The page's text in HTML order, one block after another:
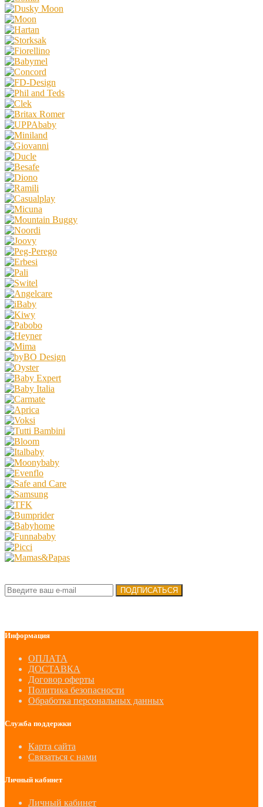
ПОДПИСАТЬСЯ
Информация
ОПЛАТА
ДОСТАВКА
Договор оферты
Политика безопасности
Обработка персональных данных
Служба поддержки
Карта сайта
Связаться с нами
Личный кабинет
Личный кабинет